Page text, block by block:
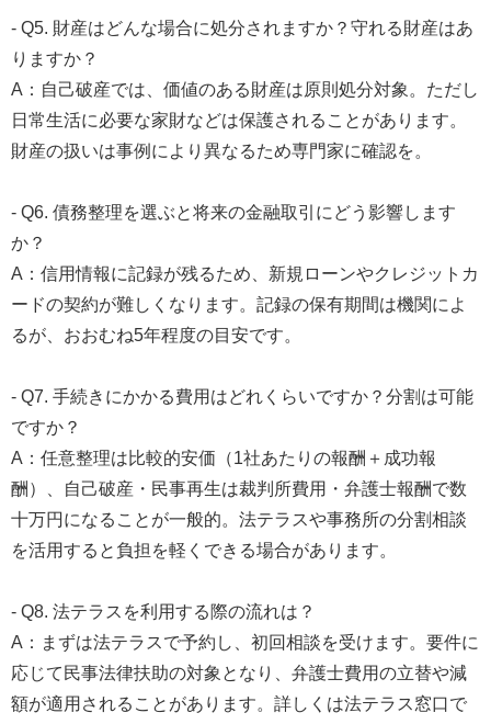
- Q5. 財産はどんな場合に処分されますか？守れる財産はあ
りますか？
A：自己破産では、価値のある財産は原則処分対象。ただし
日常生活に必要な家財などは保護されることがあります。
財産の扱いは事例により異なるため専門家に確認を。
- Q6. 債務整理を選ぶと将来の金融取引にどう影響します
か？
A：信用情報に記録が残るため、新規ローンやクレジットカ
ードの契約が難しくなります。記録の保有期間は機関によ
るが、おおむね5年程度の目安です。
- Q7. 手続きにかかる費用はどれくらいですか？分割は可能
ですか？
A：任意整理は比較的安価（1社あたりの報酬＋成功報
酬）、自己破産・民事再生は裁判所費用・弁護士報酬で数
十万円になることが一般的。法テラスや事務所の分割相談
を活用すると負担を軽くできる場合があります。
- Q8. 法テラスを利用する際の流れは？
A：まずは法テラスで予約し、初回相談を受けます。要件に
応じて民事法律扶助の対象となり、弁護士費用の立替や減
額が適用されることがあります。詳しくは法テラス窓口で